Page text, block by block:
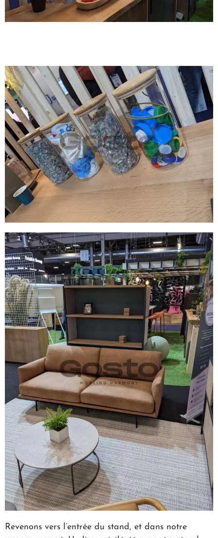
Revenons vers l’entrée du stand, et dans notre